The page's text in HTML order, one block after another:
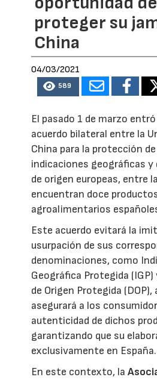
proteger su
China
04/03/2021
589
El pasado 1 de marzo
acuerdo bilateral entre la
China para la protección
indicaciones geográficas y
de origen europeas, entre
encuentran doce
agroalimentarios
Este acuerdo evitará la
usurpación de sus
denominaciones, como
Geográfica Protegida
de Origen Protegida
asegurará a los
autenticidad de dichos
garantizando que su
exclusivamente en España.
En este contexto, la